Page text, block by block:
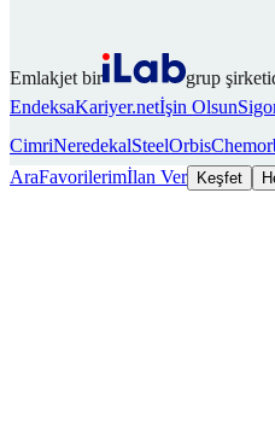
Emlakjet bir
grup
EndeksaKariyer.netİşin Olsun
CimriNeredekalSteelOrbis
AraFavorilerimİlan Ver Keşfet